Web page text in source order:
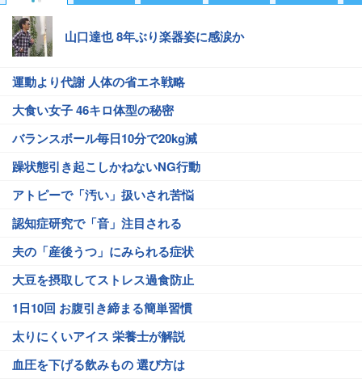
山口達也 8年ぶり楽器姿に感涙か
運動より代謝 人体の省エネ戦略
大食い女子 46キロ体型の秘密
バランスボール毎日10分で20kg減
躁状態引き起こしかねないNG行動
アトピーで「汚い」扱いされ苦悩
認知症研究で「音」注目される
夫の「産後うつ」にみられる症状
大豆を摂取してストレス過食防止
1日10回 お腹引き締まる簡単習慣
太りにくいアイス 栄養士が解説
血圧を下げる飲みもの 選び方は